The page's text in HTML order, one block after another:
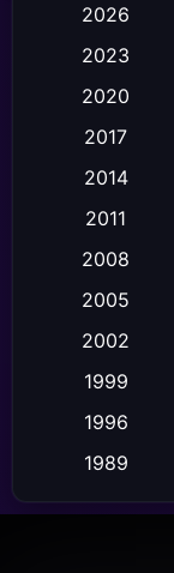
Comedy ตลก
Comedy ตลก
Crime อาชญา
Crime อาชญา
Culture
Dance เต้น
2026
2023
2020
2017
2014
2011
2008
2005
2002
1999
1996
1989
1982